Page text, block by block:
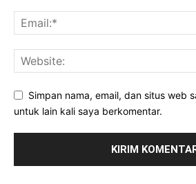
Simpan nama, email, dan situs web
untuk lain kali saya berkomentar.